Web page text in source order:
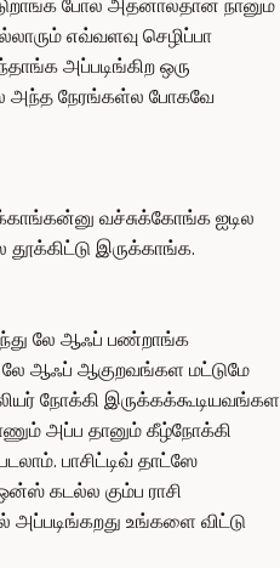
போல அதனாலதான் நானும்
எவ்வளவு செழிப்பா
அப்படிங்கிற ஒரு
அந்த நேரங்கள்ல போகவே
வச்சுக்கோங்க ஐடில
இருக்காங்க.
லே ஆஃப் பண்றாங்க
லே ஆஃப் ஆகுறவங்கள மட்டுமே
நோக்கி இருக்கக்கூடியவங்கள
அப்ப தானும் கீழ்நோக்கி
பாசிட்டிவ் தாட்ஸே
கடல்ல கும்ப ராசி
அப்படிங்கறது உங்களை விட்டு